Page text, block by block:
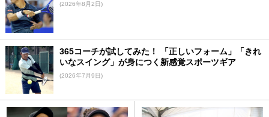
(2026年8月2日)
365コーチが試してみた！ 「正しいフォーム」「きれ
いなスイング」が身につく新感覚スポーツギア
(2026年7月9日)